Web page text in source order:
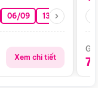
06/09 13/09 20/09
Xem chi tiết